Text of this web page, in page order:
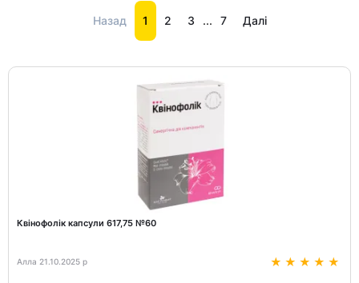
Назад 1 2 3 ... 7 Далі
Квінофолік капсули 617,75 №60
Алла 21.10.2025 р